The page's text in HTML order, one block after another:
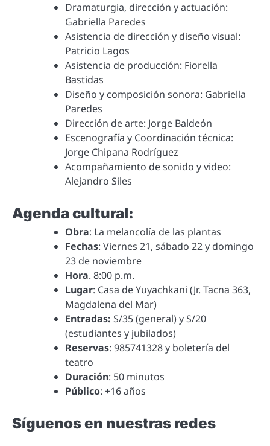
Dramaturgia, dirección y actuación:
Gabriella Paredes
Asistencia de dirección y diseño visual:
Patricio Lagos
Asistencia de producción: Fiorella
Bastidas
Diseño y composición sonora: Gabriella
Paredes
Dirección de arte: Jorge Baldeón
Escenografía y Coordinación técnica:
Jorge Chipana Rodríguez
Acompañamiento de sonido y video:
Alejandro Siles
Agenda cultural:
Obra: La melancolía de las plantas
Fechas: Viernes 21, sábado 22 y domingo
23 de noviembre
Hora. 8:00 p.m.
Lugar: Casa de Yuyachkani (Jr. Tacna 363,
Magdalena del Mar)
Entradas: S/35 (general) y S/20
(estudiantes y jubilados)
Reservas: 985741328 y boletería del
teatro
Duración: 50 minutos
Público: +16 años
Síguenos en nuestras redes